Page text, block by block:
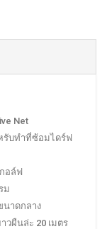
Net
รับทำที่ซ้อมไดร์ฟ
อล์ฟ
ม
นาดกลาง
วผืนล่ะ 20 เมตร